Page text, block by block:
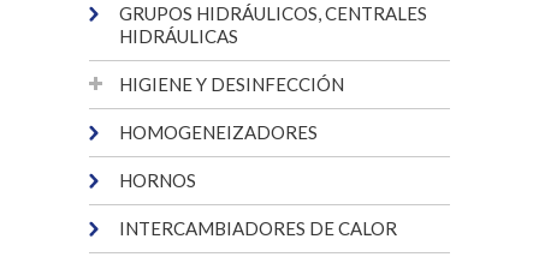
GRUPOS HIDRÁULICOS, CENTRALES
HIDRÁULICAS
HIGIENE Y DESINFECCIÓN
HOMOGENEIZADORES
HORNOS
INTERCAMBIADORES DE CALOR